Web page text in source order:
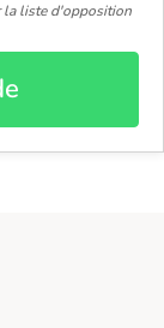
la liste d'opposition